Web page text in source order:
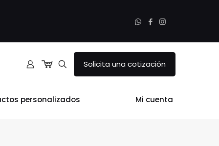
Solicita una cotización
personalizados Mi cuenta